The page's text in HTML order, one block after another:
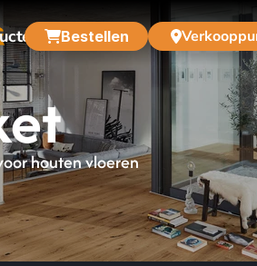
houten vloeren
Over ons
Bestellen